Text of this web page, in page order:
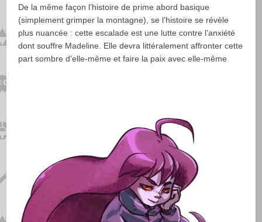
De la même façon l’histoire de prime abord basique
(simplement grimper la montagne), se l’histoire se révèle
plus nuancée : cette escalade est une lutte contre l’anxiété
dont souffre Madeline. Elle devra littéralement affronter cette
part sombre d’elle-même et faire la paix avec elle-même